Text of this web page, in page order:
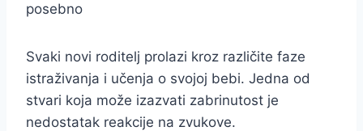
posebno
Svaki novi roditelj prolazi kroz različite faze
istraživanja i učenja o svojoj bebi. Jedna od
stvari koja može izazvati zabrinutost je
nedostatak reakcije na zvukove.